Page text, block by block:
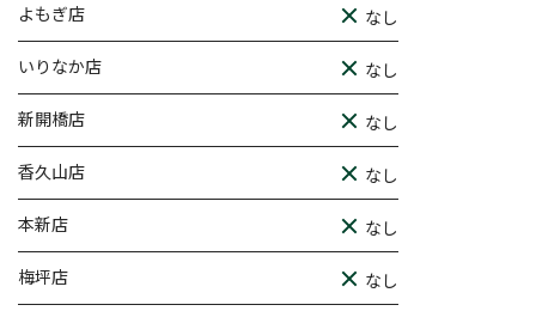
よもぎ店 なし
いりなか店 なし
新開橋店 なし
香久山店 なし
本新店 なし
梅坪店 なし